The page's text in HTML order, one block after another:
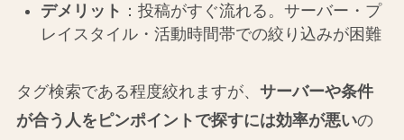
デメリット ：投稿がすぐ流れる。サーバー・プ
レイスタイル・活動時間帯での絞り込みが困難
タグ検索である程度絞れますが、 サーバーや条件
が合う人をピンポイントで探すには効率が悪いの